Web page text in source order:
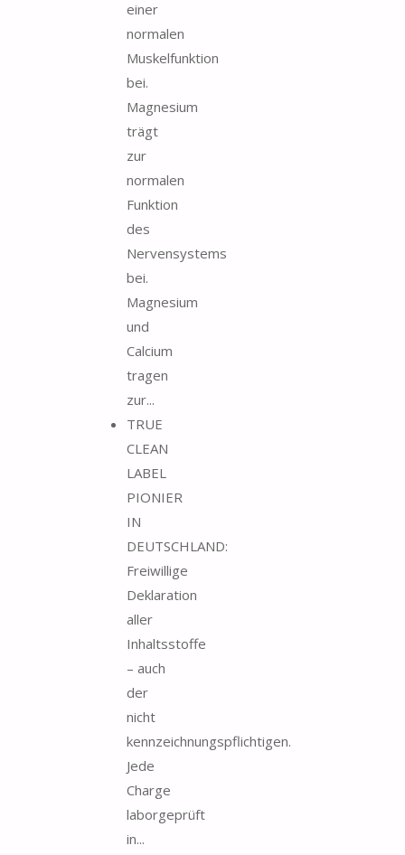
einer
normalen
Muskelfunktion
bei.
Magnesium
trägt
zur
normalen
Funktion
des
Nervensystems
bei.
Magnesium
und
Calcium
tragen
zur...
TRUE
CLEAN
LABEL
PIONIER
IN
DEUTSCHLAND:
Freiwillige
Deklaration
aller
Inhaltsstoffe
– auch
der
nicht
kennzeichnungspflichtigen.
Jede
Charge
laborgeprüft
in...